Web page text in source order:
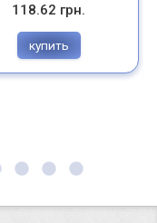
118.62 грн.
купить